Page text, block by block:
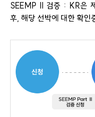
SEEMP II 검증 : KR은
후, 해당 선박에 대한 확